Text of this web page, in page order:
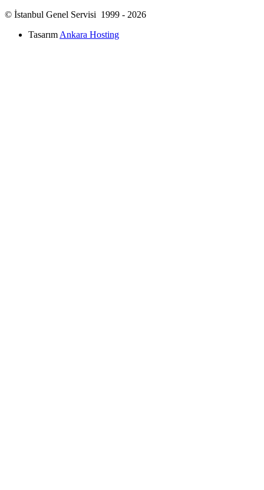
© İstanbul Genel Servisi 1999 - 2026
Tasarım Ankara Hosting